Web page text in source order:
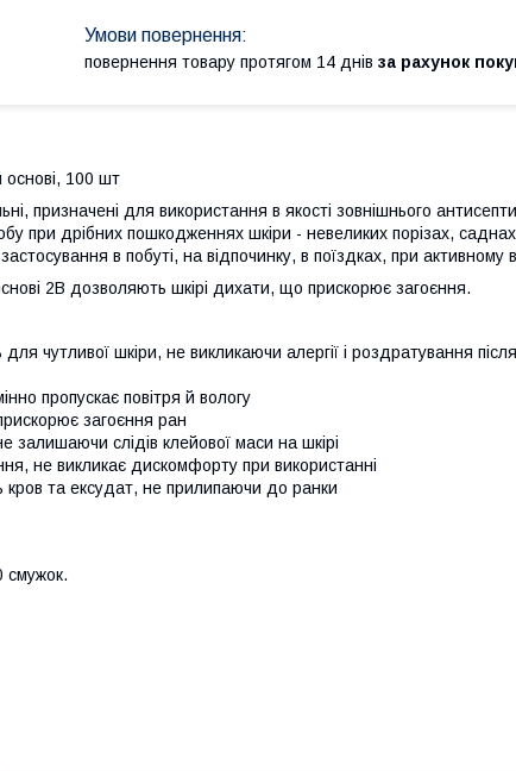
повернення товару протягом 14 днів за рахунок
основі, 100 шт
призначені для використання в якості зовнішнього
при дрібних пошкодженнях шкіри - невеликих порізах,
в побуті, на відпочинку, в поїздках, при активному
2В дозволяють шкірі дихати, що прискорює загоєння.
чутливої шкіри, не викликаючи алергії і роздратування після
пропускає повітря й вологу
загоєння ран
залишаючи слідів клейової маси на шкірі
не викликає дискомфорту при використанні
кров та ексудат, не прилипаючи до ранки
смужок.